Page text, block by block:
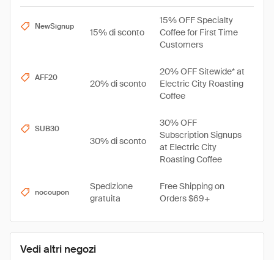
Vedi altri negozi
NewSignup
15% di sconto
15% OFF Specialty
Coffee for First Time
Customers
AFF20
20% di sconto
20% OFF Sitewide* at
Electric City Roasting
Coffee
SUB30
30% di sconto
30% OFF
Subscription Signups
at Electric City
Roasting Coffee
nocoupon
Spedizione
gratuita
Free Shipping on
Orders $69+